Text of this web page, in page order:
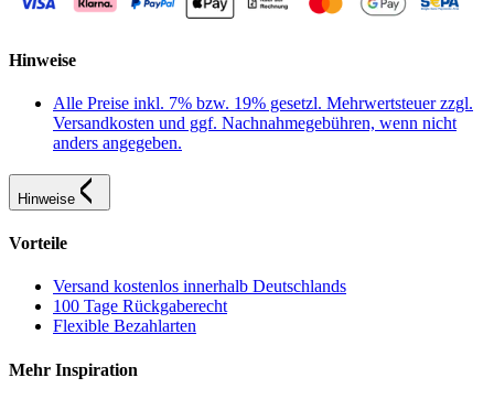
Hinweise
Alle Preise inkl. 7% bzw. 19% gesetzl. Mehrwertsteuer zzgl.
Versandkosten und ggf. Nachnahmegebühren, wenn nicht
anders angegeben.
Hinweise
Vorteile
Versand kostenlos innerhalb Deutschlands
100 Tage Rückgaberecht
Flexible Bezahlarten
Mehr Inspiration